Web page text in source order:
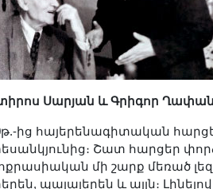
Սարյան և Գրիգոր
ից հայերենագիտական
Շատ հարցեր
մի շարք մեռած
պալայերեն և այլն։ Լինելով